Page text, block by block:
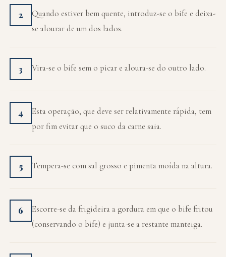
2
Quando estiver bem quente, introduz-se o bife e deixa-
se alourar de um dos lados.
3 Vira-se o bife sem o picar e aloura-se do outro lado.
4
Esta operação, que deve ser relativamente rápida, tem
por fim evitar que o suco da carne saia.
5 Tempera-se com sal grosso e pimenta moída na altura.
6
Escorre-se da frigideira a gordura em que o bife fritou
(conservando o bife) e junta-se a restante manteiga.